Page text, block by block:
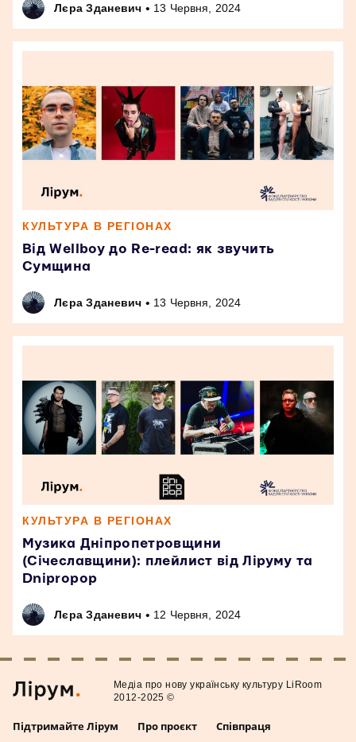
Лєра Зданевич • 13 Червня, 2024
КУЛЬТУРА В РЕГІОНАХ
Від Wellboy до Re-read: як звучить
Сумщина
Лєра Зданевич • 13 Червня, 2024
КУЛЬТУРА В РЕГІОНАХ
Музика Дніпропетровщини
(Січеславщини): плейлист від Ліруму та
Dnipropop
Лєра Зданевич • 12 Червня, 2024
Підтримайте Лірум Про проєкт Співпраця
Медiа про нову українську культуру LiRoom
2012-2025 ©